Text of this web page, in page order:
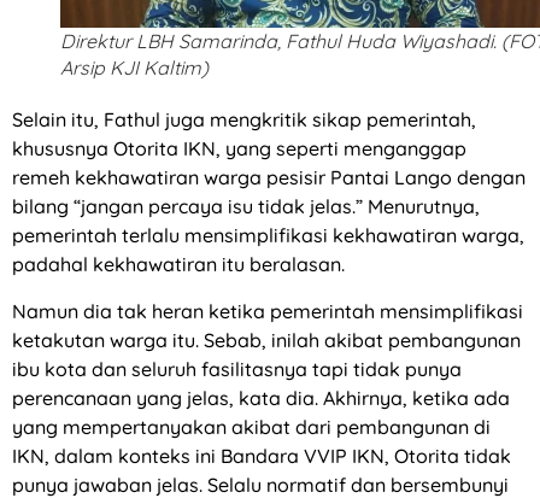
Direktur LBH Samarinda, Fathul Huda Wiyashadi.
Arsip KJI Kaltim)
Selain itu, Fathul juga mengkritik sikap pemerintah,
khususnya Otorita IKN, yang seperti menganggap
remeh kekhawatiran warga pesisir Pantai Lango dengan
bilang “jangan percaya isu tidak jelas.” Menurutnya,
pemerintah terlalu mensimplifikasi kekhawatiran warga,
padahal kekhawatiran itu beralasan.
Namun dia tak heran ketika pemerintah mensimplifikasi
ketakutan warga itu. Sebab, inilah akibat pembangunan
ibu kota dan seluruh fasilitasnya tapi tidak punya
perencanaan yang jelas, kata dia. Akhirnya, ketika ada
yang mempertanyakan akibat dari pembangunan di
IKN, dalam konteks ini Bandara VVIP IKN, Otorita tidak
punya jawaban jelas. Selalu normatif dan bersembunyi